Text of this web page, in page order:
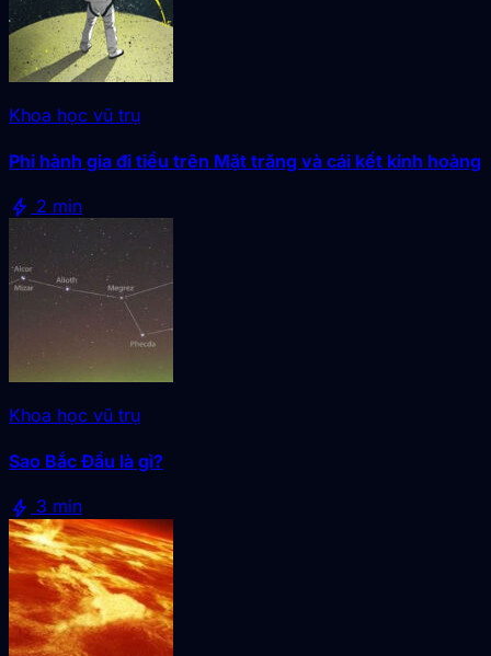
Khoa học vũ trụ
Phi hành gia đi tiểu trên Mặt trăng và cái kết kinh hoàng
bolt 2 min
Khoa học vũ trụ
Sao Bắc Đẩu là gì?
bolt 3 min